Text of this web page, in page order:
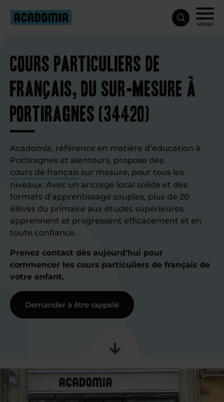
MENU
Cours particuliers de
français, du sur-mesure à
Portiragnes (34420)
Acadomia, référence en matière d’éducation à
Portiragnes et alentours, propose des
cours de français sur mesure, pour tous les
niveaux. Avec un ancrage local solide et des
formats d’apprentissage souples, plus de 20
élèves du primaire aux études supérieures
apprennent et progressent efficacement et en
toute confiance.
Prenez contact dès aujourd’hui pour
commencer les cours particuliers de français de
votre enfant.
Demander à être rappelé